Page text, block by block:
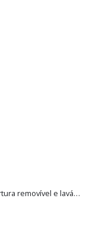
Colchão Fushia Baby - Cobertura removível e lavável